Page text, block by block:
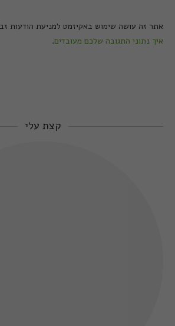
אתר זה עושה שימוש באקיזמט למניעת הודעות
איך נתוני התגובה שלכם מעובדים.
קצת עלי